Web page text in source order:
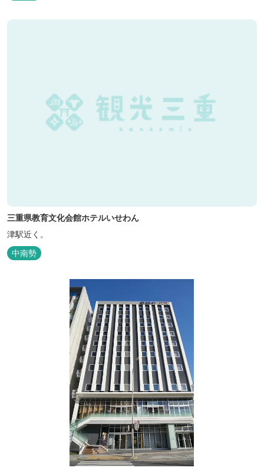
三重県教育文化会館ホテルいせわん
津駅近く。
中南勢